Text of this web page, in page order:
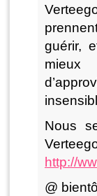
guérir,
Nous
http://
@